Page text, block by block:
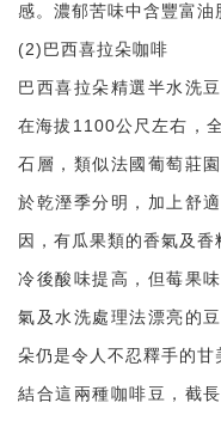
感。濃郁苦味中含豐富油
(2)巴西喜拉朵咖啡
巴西喜拉朵精選半水洗
在海拔1100公尺左右，
石層，類似法國葡萄莊
於乾溼季分明，加上舒
因，有瓜果類的香氣及
冷後酸味提高，但莓果
氣及水洗處理法漂亮的
朵仍是令人不忍釋手的甘
結合這兩種咖啡豆，截